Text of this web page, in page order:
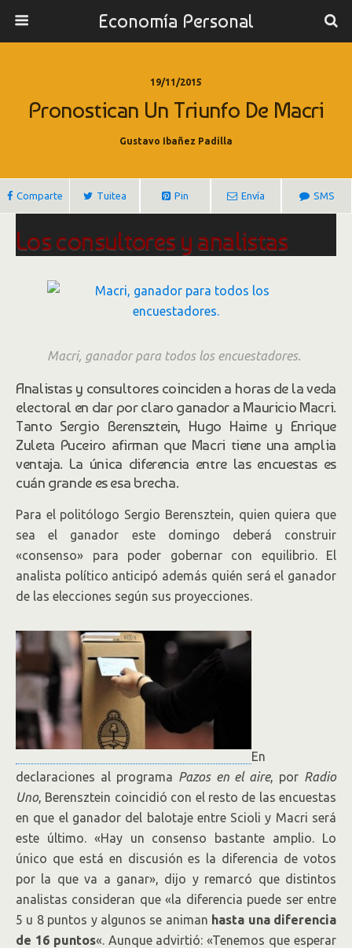
Economía Personal
19/11/2015
Pronostican Un Triunfo De Macri
Gustavo Ibañez Padilla
Comparte Tuitea Pin Envía SMS
Los consultores y analistas
coinciden en un triunfo de
Mauricio Macri
Berensztein criticó que “venimos de ser
gobernados por médicos brujos». Haime
advirtió que las “últimas 48 horas serán
cruciales”. Zuleta Puceiro describió un
“vuelco antigobierno”.
Macri, ganador para todos los encuestadores.
Analistas y consultores coinciden a horas de la veda
electoral en dar por claro ganador a Mauricio Macri.
Tanto Sergio Berensztein, Hugo Haime y Enrique
Zuleta Puceiro afirman que Macri tiene una amplia
ventaja. La única diferencia entre las encuestas es
cuán grande es esa brecha.
Para el politólogo Sergio Berensztein, quien quiera que
sea el ganador este domingo deberá construir
«consenso» para poder gobernar con equilibrio. El
analista político anticipó además quién será el ganador
de las elecciones según sus proyecciones.
En
declaraciones al programa Pazos en el aire, por Radio
Uno, Berensztein coincidió con el resto de las encuestas
en que el ganador del balotaje entre Scioli y Macri será
este último. «Hay un consenso bastante amplio. Lo
único que está en discusión es la diferencia de votos
por la que va a ganar», dijo y remarcó que distintos
analistas consideran que «la diferencia puede ser entre
5 u 8 puntos y algunos se animan hasta una diferencia
de 16 puntos«. Aunque advirtió: «Tenemos que esperar